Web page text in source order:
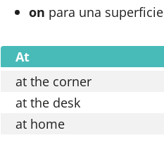
on para una superficie
At
at the corner
at the desk
at home